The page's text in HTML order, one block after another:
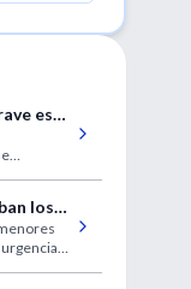
es
para
los